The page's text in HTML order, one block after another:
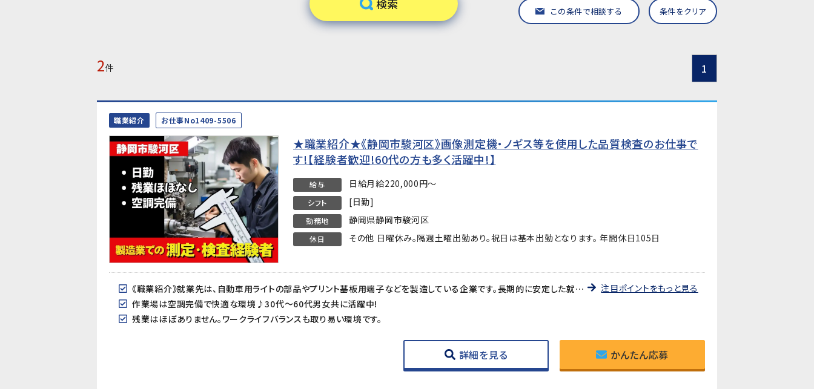
この条件で相談する 条件をクリア
2件 1
職業紹介 お仕事No1409-5506
★職業紹介★《静岡市駿河区》画像測定機・ノギス等を使用した品質検査のお仕事で
す!【経験者歓迎!60代の方も多く活躍中!】
給与 日給月給220,000円～
シフト [日勤]
勤務地 静岡県静岡市駿河区
休日 その他 日曜休み。隔週土曜出勤あり。祝日は基本出勤となります。 年間休日105日
《職業紹介》就業先は、自動車用ライトの部品やプリント基板用端子などを製造している企業です。長期的に安定した就業が見込めます!
作業場は空調完備で快適な環境♪30代～60代男女共に活躍中!
残業はほぼありません。ワークライフバランスも取り易い環境です。
注目ポイントをもっと見る
詳細を見る かんたん応募